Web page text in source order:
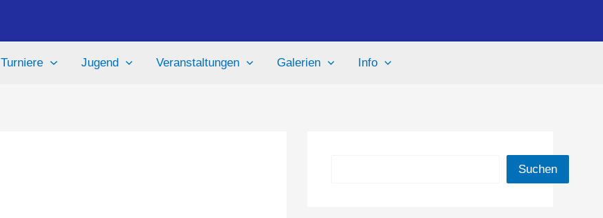
Turniere Jugend Veranstaltungen Galerien Info
Suchen